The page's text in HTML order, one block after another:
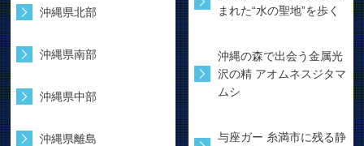
沖縄県北部
沖縄県南部
沖縄県中部
沖縄県離島
まれた“水の聖地”を歩く
沖縄の森で出会う金属光
沢の精 アオムネスジタマ
ムシ
与座ガー 糸満市に残る静